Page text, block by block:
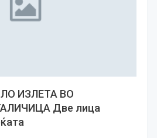
ИЗЛЕТА ВО
Две лица